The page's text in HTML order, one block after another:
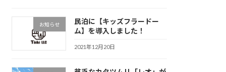
お知らせ
民泊に【キッズフラードー
ム】を導入しました！
2021年12月20日